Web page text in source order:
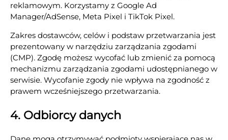
reklamowym. Korzystamy z Google Ad
Manager/AdSense, Meta Pixel i TikTok Pixel.
Zakres dostawców, celów i podstaw przetwarzania jest
prezentowany w narzędziu zarządzania zgodami
(CMP). Zgodę możesz wycofać lub zmienić za pomocą
mechanizmu zarządzania zgodami udostępnianego w
serwisie. Wycofanie zgody nie wpływa na zgodność z
prawem wcześniejszego przetwarzania.
4. Odbiorcy danych